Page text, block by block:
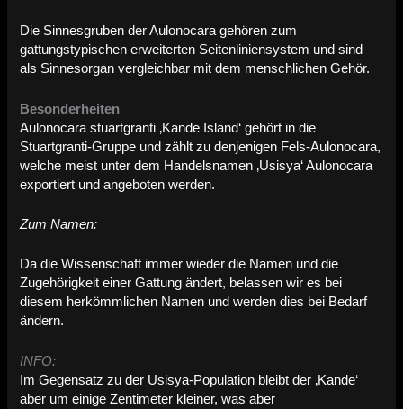
Die Sinnesgruben der Aulonocara gehören zum
gattungstypischen erweiterten Seitenliniensystem und sind
als Sinnesorgan vergleichbar mit dem menschlichen Gehör.
Besonderheiten
Aulonocara stuartgranti ‚Kande Island‘ gehört in die
Stuartgranti-Gruppe und zählt zu denjenigen Fels-Aulonocara,
welche meist unter dem Handelsnamen ‚Usisya‘ Aulonocara
exportiert und angeboten werden.
Zum Namen:
Da die Wissenschaft immer wieder die Namen und die
Zugehörigkeit einer Gattung ändert, belassen wir es bei
diesem herkömmlichen Namen und werden dies bei Bedarf
ändern.
INFO:
Im Gegensatz zu der Usisya-Population bleibt der ‚Kande‘
aber um einige Zentimeter kleiner, was aber